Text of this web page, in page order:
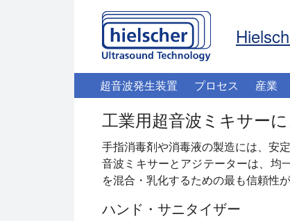
超音波発生装置 プロセス 産業
工業用超音波ミキサー
手指消毒剤や消毒液の製造には、安
音波ミキサーとアジテーターは、均
を混合・乳化するための最も信頼性
ハンド・サニタイザー